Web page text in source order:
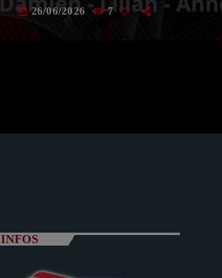
today 26/06/2026 7
INFOS